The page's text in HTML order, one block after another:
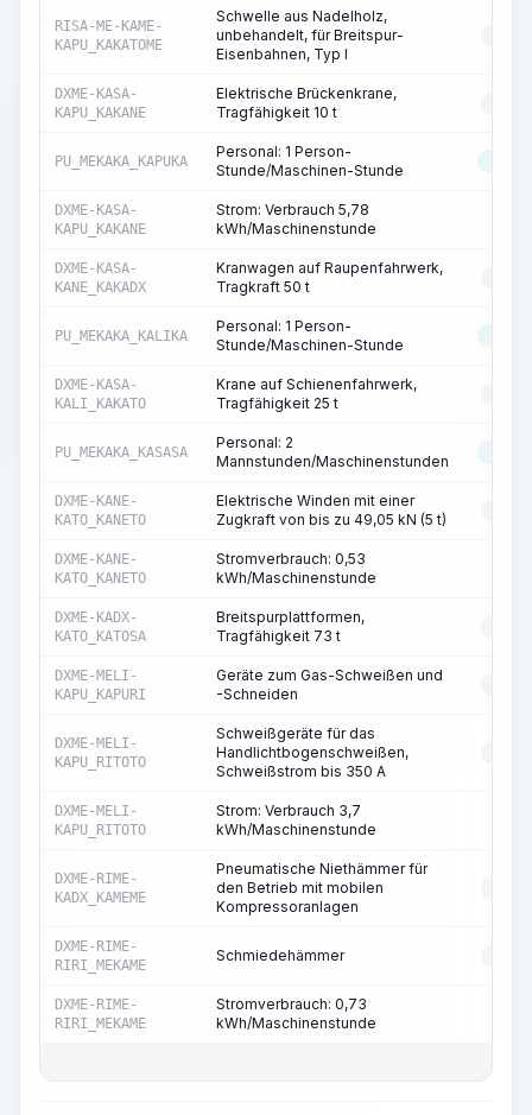
RISA-ME-KAME-
KAPU_KAKATOME
Schwelle aus Nadelholz,
unbehandelt, für Breitspur-
Eisenbahnen, Typ I
DXME-KASA-
KAPU_KAKANE
Elektrische Brückenkrane,
Tragfähigkeit 10 t
PU_MEKAKA_KAPUKA
Personal: 1 Person-
Stunde/Maschinen-Stunde
DXME-KASA-
KAPU_KAKANE
Strom: Verbrauch 5,78
kWh/Maschinenstunde
DXME-KASA-
KANE_KAKADX
Kranwagen auf Raupenfahrwerk,
Tragkraft 50 t
PU_MEKAKA_KALIKA
Personal: 1 Person-
Stunde/Maschinen-Stunde
DXME-KASA-
KALI_KAKATO
Krane auf Schienenfahrwerk,
Tragfähigkeit 25 t
PU_MEKAKA_KASASA
Personal: 2
Mannstunden/Maschinenstunden
DXME-KANE-
KATO_KANETO
Elektrische Winden mit einer
Zugkraft von bis zu 49,05 kN (5 t)
DXME-KANE-
KATO_KANETO
Stromverbrauch: 0,53
kWh/Maschinenstunde
DXME-KADX-
KATO_KATOSA
Breitspurplattformen,
Tragfähigkeit 73 t
DXME-MELI-
KAPU_KAPURI
Geräte zum Gas-Schweißen und
-Schneiden
DXME-MELI-
KAPU_RITOTO
Schweißgeräte für das
Handlichtbogenschweißen,
Schweißstrom bis 350 A
DXME-MELI-
KAPU_RITOTO
Strom: Verbrauch 3,7
kWh/Maschinenstunde
DXME-RIME-
KADX_KAMEME
Pneumatische Niethämmer für
den Betrieb mit mobilen
Kompressoranlagen
DXME-RIME-
RIRI_MEKAME
Schmiedehämmer
DXME-RIME-
RIRI_MEKAME
Stromverbrauch: 0,73
kWh/Maschinenstunde